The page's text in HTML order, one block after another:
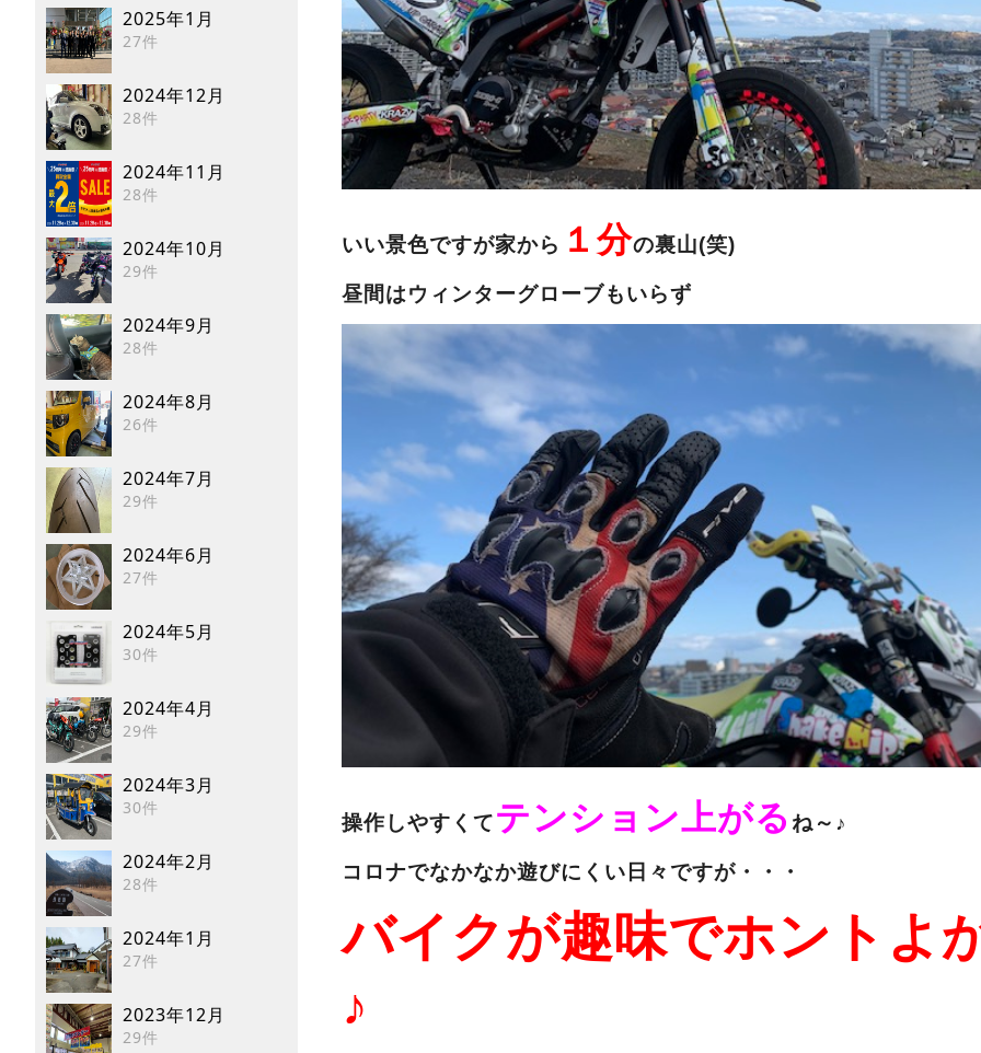
2025年1月
27件
2024年12月
28件
2024年11月
28件
2024年10月
29件
2024年9月
28件
2024年8月
26件
2024年7月
29件
2024年6月
27件
2024年5月
30件
2024年4月
29件
2024年3月
30件
2024年2月
28件
2024年1月
27件
2023年12月
29件
いい景色ですが家から １分の裏山(笑)
昼間はウィンターグローブもいらず
操作しやすくてテンション上がる ね～♪
コロナでなかなか遊びにくい日々ですが・・・
バイクが趣味でホントよ
♪